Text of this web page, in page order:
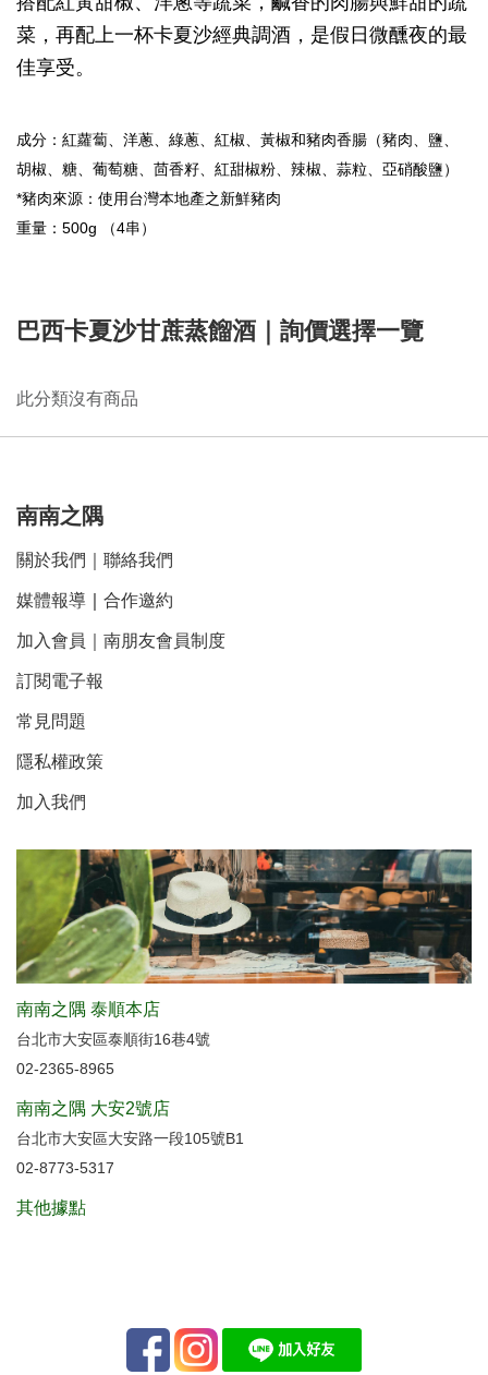
菜，再配上一杯卡夏沙經典調酒，是假日微醺夜的最
佳享受。
成分：紅蘿蔔、洋蔥、綠蔥、紅椒、黃椒和豬肉香腸（豬肉、鹽、
胡椒、糖、葡萄糖、茴香籽、紅甜椒粉、辣椒、蒜粒、亞硝酸鹽）
*豬肉來源：使用台灣本地產之新鮮豬肉
重量：500g （4串）
巴西卡夏沙甘蔗蒸餾酒｜詢價選擇一覽
此分類沒有商品
南南之隅
關於我們 聯絡我們
媒體報導 合作邀約
加入會員｜南朋友會員制度
訂閱電子報
常見問題
隱私權政策
加入我們
南南之隅 泰順本店
台北市大安區泰順街16巷4號
02-2365-8965
南南之隅 大安2號店
台北市大安區大安路一段105號B1
02-8773-5317
其他據點